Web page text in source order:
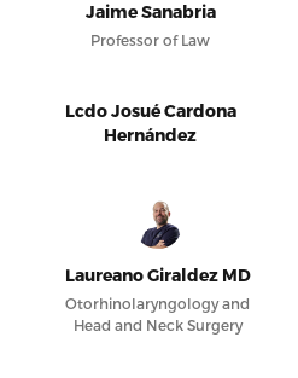
Jaime Sanabria
Professor of Law
Lcdo Josué Cardona
Hernández
Laureano Giraldez MD
Otorhinolaryngology and
Head and Neck Surgery